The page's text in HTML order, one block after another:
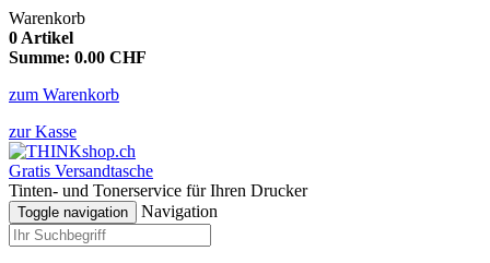
Warenkorb
0 Artikel
Summe: 0.00 CHF
zum Warenkorb
zur Kasse
Gratis Versandtasche
Tinten- und Tonerservice für Ihren Drucker
Toggle navigation Navigation